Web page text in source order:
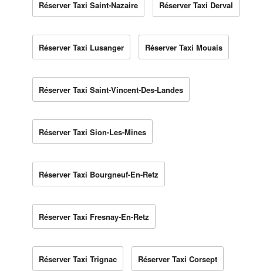
Réserver Taxi Saint-Nazaire Réserver Taxi Derval
Réserver Taxi Lusanger Réserver Taxi Mouais
Réserver Taxi Saint-Vincent-Des-Landes
Réserver Taxi Sion-Les-Mines
Réserver Taxi Bourgneuf-En-Retz
Réserver Taxi Fresnay-En-Retz
Réserver Taxi Trignac Réserver Taxi Corsept